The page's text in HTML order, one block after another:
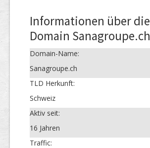
Informationen über die
Domain Sanagroupe.ch
Domain-Name:
Sanagroupe.ch
TLD Herkunft:
Schweiz
Aktiv seit:
16 Jahren
Traffic: